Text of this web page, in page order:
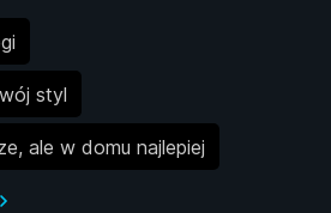
styl
ale w domu najlepiej